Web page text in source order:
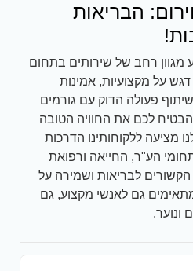
הבריאות
מגוון רחב של שירותים בתחום
על מקצועיות, אמינות
פעולה הדוק עם גורמים
לכם את החוויה הטובה
מציעה ללקוחותינו הדרכות
הע"ר, החייאה ורפואת
הקשורים לבריאות ושמירה על
גם לאנשי מקצוע, גם
ונוער.